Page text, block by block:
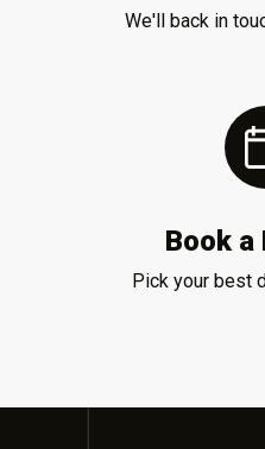
We'll back in
Book a
Pick your best